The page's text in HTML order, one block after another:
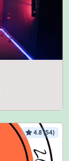
4.8 (54)